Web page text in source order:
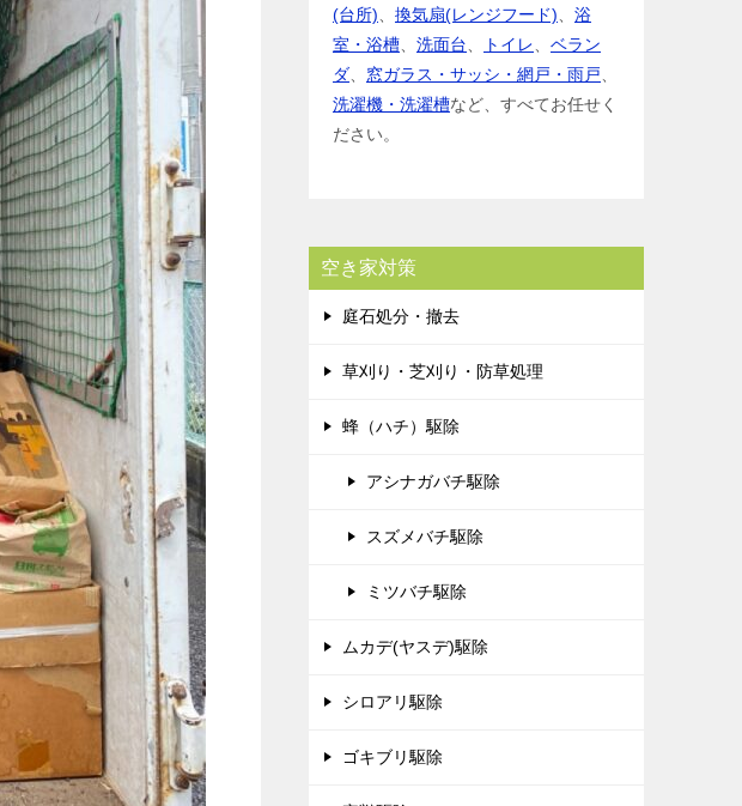
(台所)
換気扇(レンジフード)
浴
室・浴槽
洗面台 トイレ
ベラン
ダ
窓ガラス・サッシ・網戸・雨戸
洗濯機・洗濯槽など、すべてお任せく
ださい。
空き家対策
庭石処分・撤去
草刈り・芝刈り・防草処理
蜂（ハチ）駆除
アシナガバチ駆除
スズメバチ駆除
ミツバチ駆除
ムカデ(ヤスデ)駆除
シロアリ駆除
ゴキブリ駆除